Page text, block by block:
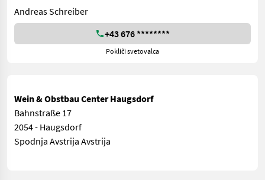
Andreas Schreiber
+43 676 ********
Pokliči svetovalca
Wein & Obstbau Center Haugsdorf
Bahnstraße 17
2054 - Haugsdorf
Spodnja Avstrija Avstrija